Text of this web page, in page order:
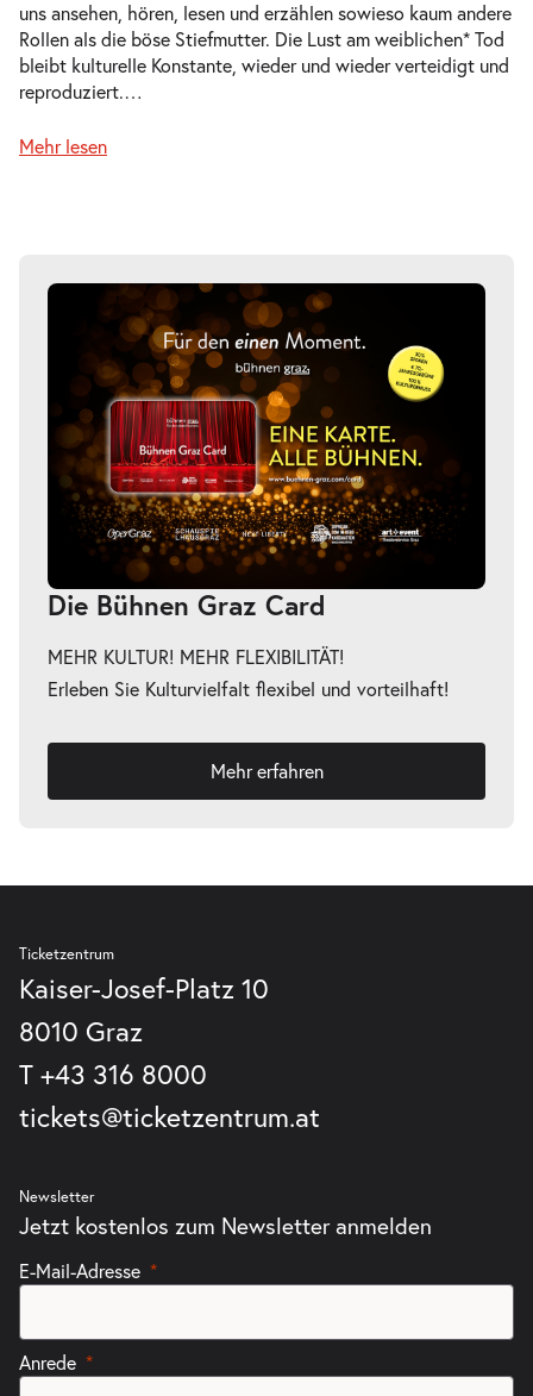
uns ansehen, hören, lesen und erzählen sowieso kaum andere
Rollen als die böse Stiefmutter. Die Lust am weiblichen* Tod
bleibt kulturelle Konstante, wieder und wieder verteidigt und
reproduziert.…
Mehr lesen
Die Bühnen Graz Card
MEHR KULTUR! MEHR FLEXIBILITÄT!
Erleben Sie Kulturvielfalt flexibel und vorteilhaft!
Mehr erfahren
Ticketzentrum
Kaiser-Josef-Platz 10
8010 Graz
T +43 316 8000
tickets@ticketzentrum.at
Newsletter
Jetzt kostenlos zum Newsletter anmelden
E-Mail-Adresse
Anrede